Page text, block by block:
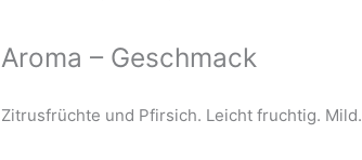
Aroma – Geschmack
Zitrusfrüchte und Pfirsich. Leicht fruchtig. Mild.